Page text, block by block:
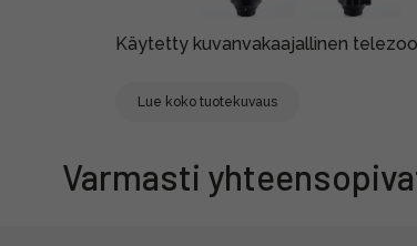
Käytetty kuvanvakaajallinen
Lue koko tuotekuvaus
Varmasti